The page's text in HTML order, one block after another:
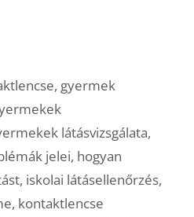
, gyermek
látásvizsgálata,
jelei, hogyan
, iskolai látásellenőrzés,
, kontaktlencse